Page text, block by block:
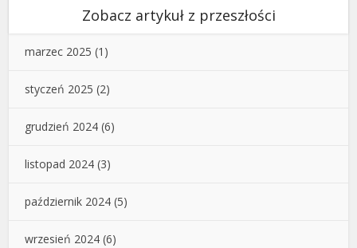
Zobacz artykuł z przeszłości
marzec 2025 (1)
styczeń 2025 (2)
grudzień 2024 (6)
listopad 2024 (3)
październik 2024 (5)
wrzesień 2024 (6)